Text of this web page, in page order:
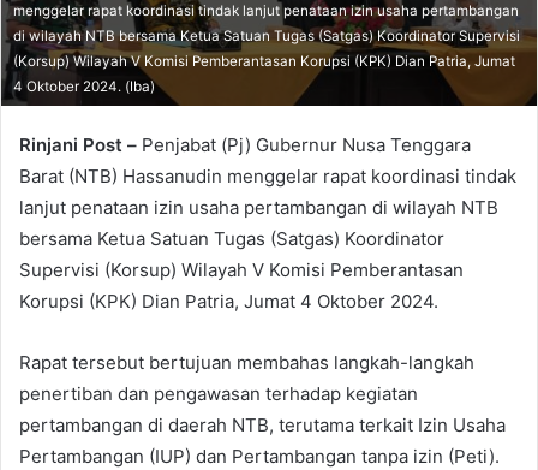
menggelar rapat koordinasi tindak lanjut penataan izin usaha pertambangan
di wilayah NTB bersama Ketua Satuan Tugas (Satgas) Koordinator Supervisi
(Korsup) Wilayah V Komisi Pemberantasan Korupsi (KPK) Dian Patria, Jumat
4 Oktober 2024. (Iba)
Rinjani Post – Penjabat (Pj) Gubernur Nusa Tenggara
Barat (NTB) Hassanudin menggelar rapat koordinasi tindak
lanjut penataan izin usaha pertambangan di wilayah NTB
bersama Ketua Satuan Tugas (Satgas) Koordinator
Supervisi (Korsup) Wilayah V Komisi Pemberantasan
Korupsi (KPK) Dian Patria, Jumat 4 Oktober 2024.
Rapat tersebut bertujuan membahas langkah-langkah
penertiban dan pengawasan terhadap kegiatan
pertambangan di daerah NTB, terutama terkait Izin Usaha
Pertambangan (IUP) dan Pertambangan tanpa izin (Peti).